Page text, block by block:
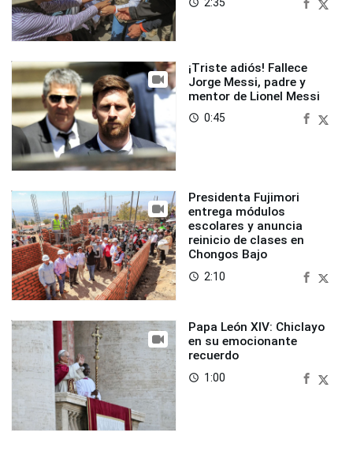
access_time
¡Triste adiós! Fallece
Jorge Messi, padre y
mentor de Lionel Messi
access_time 0:45
Presidenta Fujimori
entrega módulos
escolares y anuncia
reinicio de clases en
Chongos Bajo
access_time 2:10
Papa León XIV: Chiclayo
en su emocionante
recuerdo
access_time 1:00